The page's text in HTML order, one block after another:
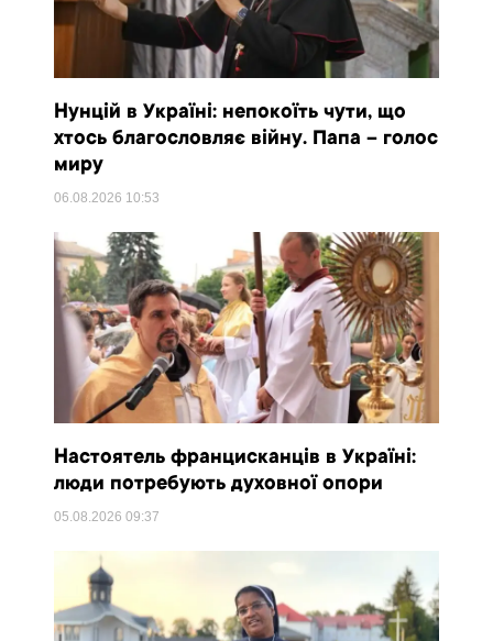
Нунцій в Україні: непокоїть чути, що
хтось благословляє війну. Папа – голос
миру
06.08.2026 10:53
Настоятель францисканців в Україні:
люди потребують духовної опори
05.08.202609:37